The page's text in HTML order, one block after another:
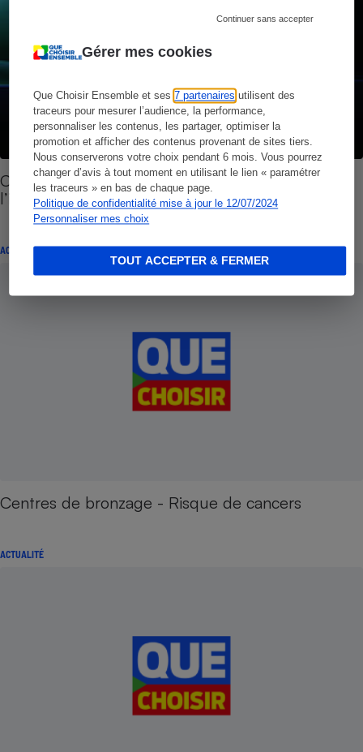
Gérer mes cookies
Que Choisir Ensemble et ses7 partenaires utilisent des
traceurs pour mesurer l’audience, la performance,
personnaliser les contenus, les partager, optimiser la
promotion et afficher des contenus provenant de sites tiers.
Nous conserverons votre choix pendant 6 mois. Vous pourrez
changer d’avis à tout moment en utilisant le lien « paramétrer
les traceurs » en bas de chaque page.
Politique de confidentialité mise à jour le 12/07/2024
Personnaliser mes choix
Continuer sans accepter
TOUT ACCEPTER & FERMER
Cabines de bronzage - L’Anses demande
l’interdiction
ACTUALITÉ
Centres de bronzage - Risque de cancers
ACTUALITÉ